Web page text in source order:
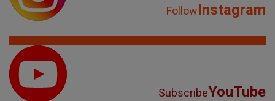
FollowInstagram
SubscribeYouTube